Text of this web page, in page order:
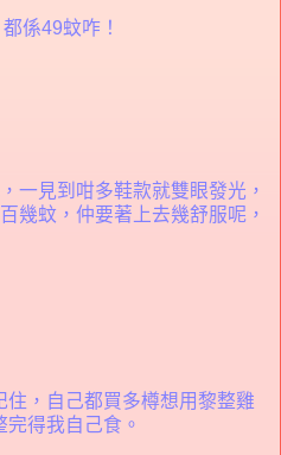
係49蚊咋！
一見到咁多鞋款就雙眼發光，
幾蚊，仲要著上去幾舒服呢，
住，自己都買多樽想用黎整雞
得我自己食。